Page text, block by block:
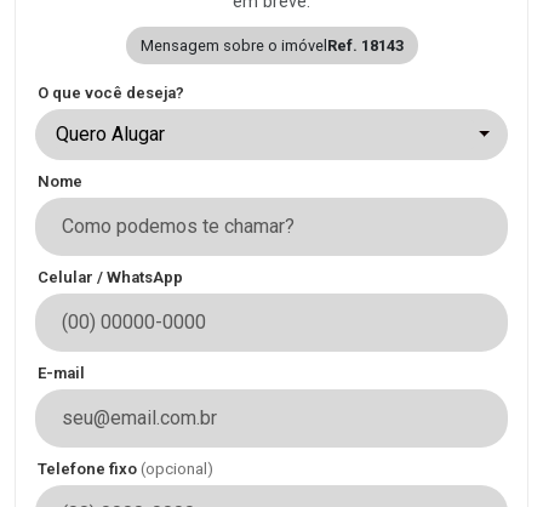
Mensagem sobre o imóvel Ref. 18143
O que você deseja?
Quero Alugar
Nome
Celular / WhatsApp
E-mail
Telefone fixo (opcional)